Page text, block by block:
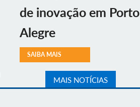
de inovação em Porto
Alegre
SAIBA MAIS
MAIS NOTÍCIAS